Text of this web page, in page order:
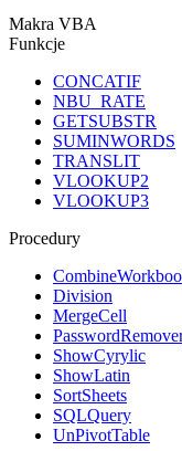
Makra VBA
Funkcje
CONCATIF
NBU_RATE
GETSUBSTR
SUMINWORDS
TRANSLIT
VLOOKUP2
VLOOKUP3
Procedury
Division
MergeCell
ShowCyrylic
ShowLatin
SortSheets
SQLQuery
UnPivotTable